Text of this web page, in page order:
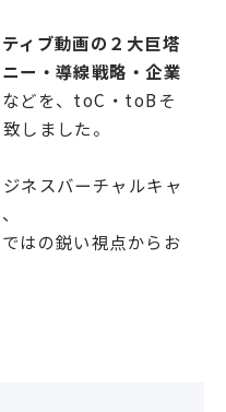
ィブ動画の２大巨塔
ー・導線戦略・企業
などを、toC・toBそ
しました。
ネスバーチャルキャ
はの鋭い視点からお